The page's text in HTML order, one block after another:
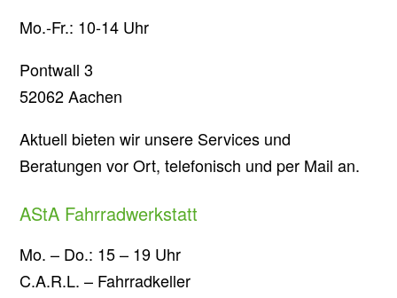
Mo.-Fr.: 10-14 Uhr
Pontwall 3
52062 Aachen
Aktuell bieten wir unsere Services und
Beratungen vor Ort, telefonisch und per Mail an.
AStA Fahrradwerkstatt
Mo. – Do.: 15 – 19 Uhr
C.A.R.L. – Fahrradkeller